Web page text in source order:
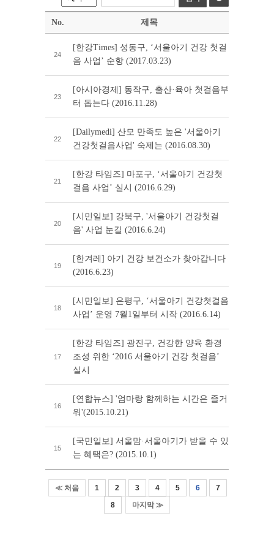
No. 제목
24
[한강Times] 성동구, ‘서울아기 건강 첫걸
음 사업’ 순항 (2017.03.23)
23
[아시아경제] 동작구, 출산·육아 첫걸음부
터 돕는다 (2016.11.28)
22
[Dailymedi] 산모 만족도 높은 '서울아기
건강첫걸음사업' 숙제는 (2016.08.30)
21
[한강 타임즈] 마포구, ‘서울아기 건강첫
걸음 사업’ 실시 (2016.6.29)
20
[시민일보] 강북구, '서울아기 건강첫걸
음' 사업 눈길 (2016.6.24)
19
[한겨레] 아기 건강 보건소가 찾아갑니다
(2016.6.23)
18
[시민일보] 은평구, ‘서울아기 건강첫걸음
사업’ 운영 7월1일부터 시작 (2016.6.14)
17
[한강 타임즈] 광진구, 건강한 양육 환경
조성 위한 ‘2016 서울아기 건강 첫걸음’
실시
16
[연합뉴스] '엄마랑 함께하는 시간은 즐거
워'(2015.10.21)
15
[국민일보] 서울맘·서울아기가 받을 수 있
는 혜택은? (2015.10.1)
≪ 처음 1 2 3 4 5 6
7
8
마지막 ≫